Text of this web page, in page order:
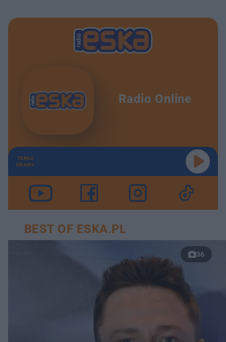
Radio Online
TERAZ
GRAMY
BEST OF ESKA.PL
36